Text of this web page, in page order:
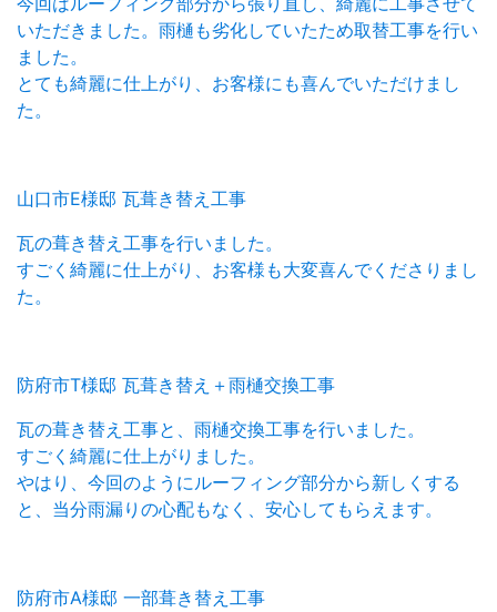
いただきました。雨樋も劣化していたため取替工事を行い
ました。
とても綺麗に仕上がり、お客様にも喜んでいただけまし
た。
山口市E様邸 瓦葺き替え工事
瓦の葺き替え工事を行いました。
すごく綺麗に仕上がり、お客様も大変喜んでくださりまし
た。
防府市T様邸 瓦葺き替え＋雨樋交換工事
瓦の葺き替え工事と、雨樋交換工事を行いました。
すごく綺麗に仕上がりました。
やはり、今回のようにルーフィング部分から新しくする
と、当分雨漏りの心配もなく、安心してもらえます。
防府市A様邸 一部葺き替え工事